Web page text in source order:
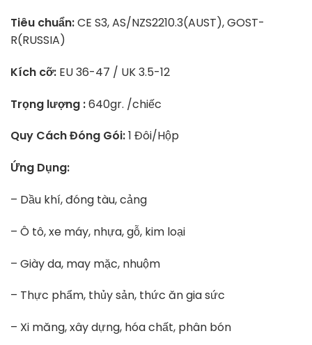
Tiêu chuẩn:CE S3, AS/NZS2210.3(AUST), GOST-
R(RUSSIA)
Kích cỡ: EU 36-47 / UK 3.5-12
Trọng lượng :640gr. /chiếc
Quy Cách Đóng Gói:1 Đôi/Hộp
Ứng Dụng:
– Dầu khí, đóng tàu, cảng
– Ô tô, xe máy, nhựa, gỗ, kim loại
– Giày da, may mặc, nhuộm
– Thực phẩm, thủy sản, thức ăn gia sức
– Xi măng, xây dựng, hóa chất, phân bón